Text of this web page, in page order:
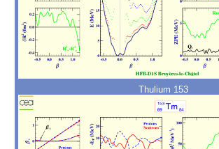
Thulium 153